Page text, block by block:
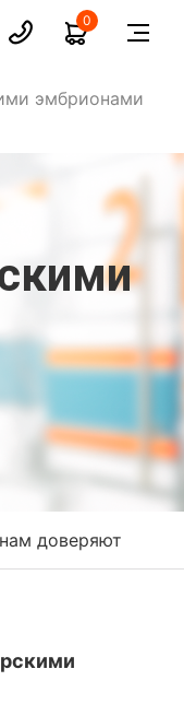
0
эмбрионами
доверяют